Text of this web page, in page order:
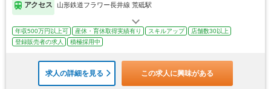
アクセス 山形鉄道フラワー長井線 荒砥駅
年収500万円以上可 産休・育休取得実績有り スキルアップ
店舗数30以上
登録販売者の求人
積極採用中
求人の詳細を見る この求人に興味がある